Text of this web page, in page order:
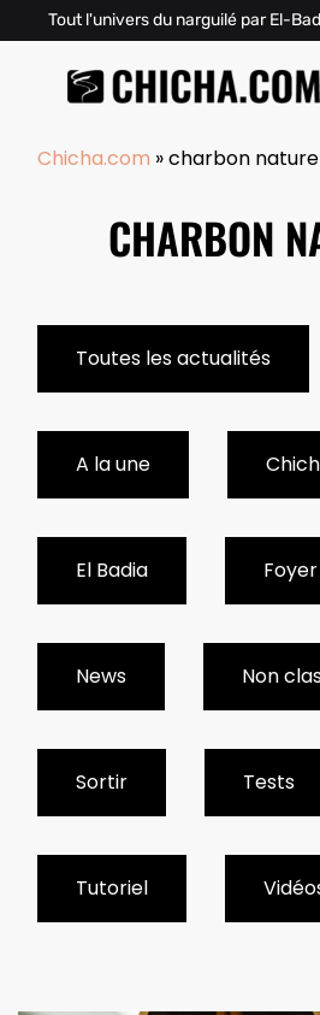
Tout l'univers du narguilé par El-
Chicha.com »charbon
CHARBON
Toutes les actualités
A la une
El Badia Foyer
News Non
Sortir Tests
Tutoriel